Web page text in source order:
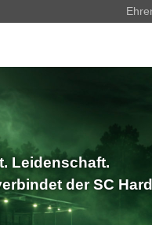
Leidenschaft.
der SC